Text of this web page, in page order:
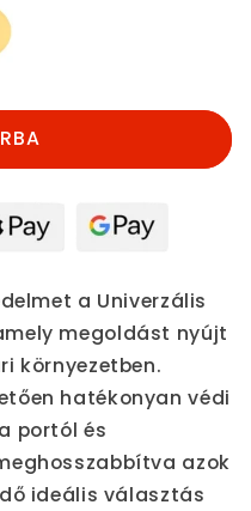
a Univerzális
megoldást nyújt
környezetben.
hatékonyan védi
portól és
azok
ideális választás